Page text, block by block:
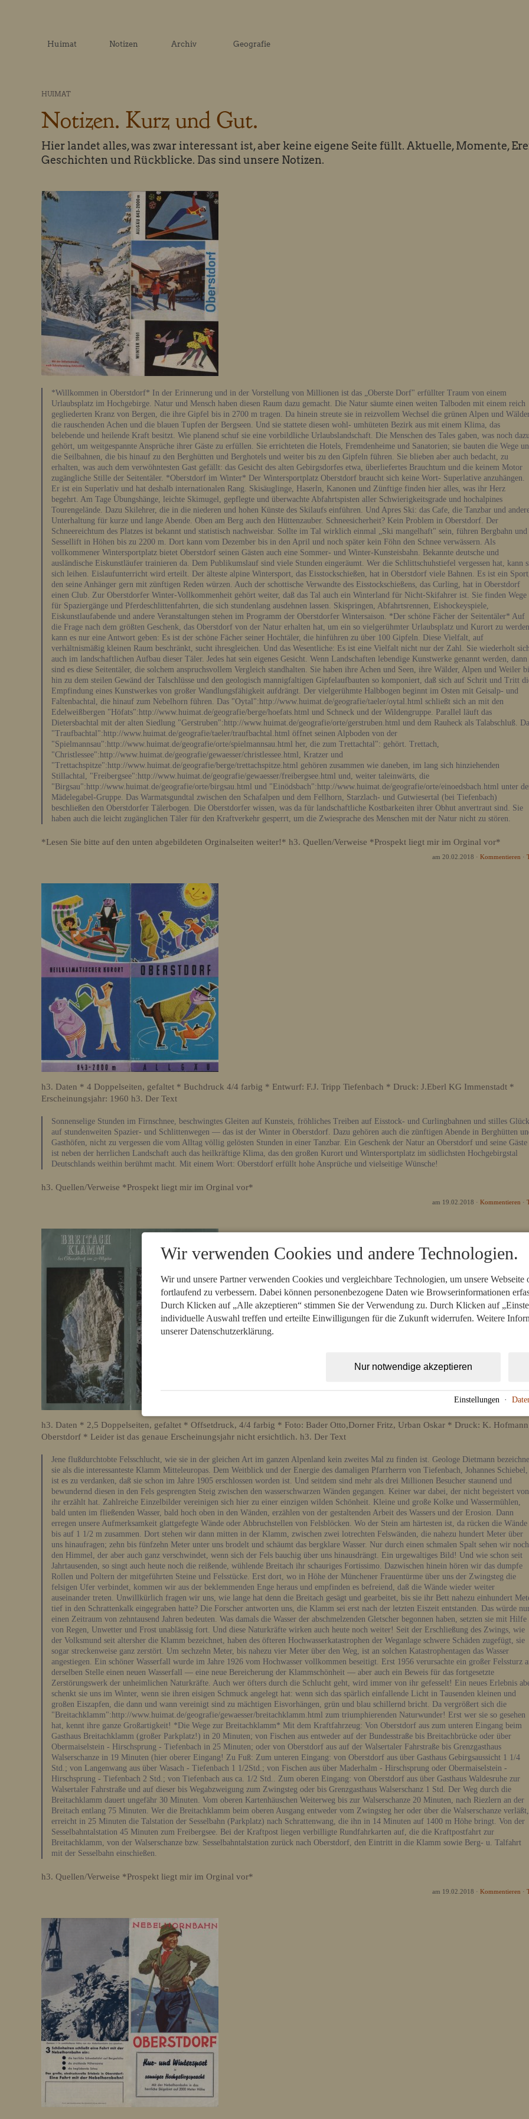
HUIMAT
Notizen. Kurz und Gut.
Hier landet alles, was zwar interessant ist, aber keine eigene Seite füllt. Aktuelle, Momente,
Geschichten und Rückblicke. Das sind unsere Notizen.
*Willkommen in Oberstdorf* In der Erinnerung und in der Vorstellung von Millionen ist das „Oberste Dorf" erfüllter Traum von einem
Urlaubsplatz im Hochgebirge. Natur und Mensch haben diesen Raum dazu gemacht. Die Natur säumte einen weiten Talboden mit einem reich
gegliederten Kranz von Bergen, die ihre Gipfel bis in 2700 m tragen. Da hinein streute sie in reizvollem Wechsel die grünen Alpen und
die rauschenden Achen und die blauen Tupfen der Bergseen. Und sie stattete diesen wohl- umhüteten Bezirk aus mit einem Klima, das
belebende und heilende Kraft besitzt. Wie planend schuf sie eine vorbildliche Urlaubslandschaft. Die Menschen des Tales gaben, was noch
gehört, um weitgespannte Ansprüche ihrer Gäste zu erfüllen. Sie errichteten die Hotels, Fremdenheime und Sanatorien; sie bauten die Wege
die Seilbahnen, die bis hinauf zu den Berghütten und Berghotels und weiter bis zu den Gipfeln führen. Sie blieben aber auch bedacht, zu
erhalten, was auch dem verwöhntesten Gast gefällt: das Gesicht des alten Gebirgsdorfes etwa, überliefertes Brauchtum und die keinem Motor
zugängliche Stille der Seitentäler. *Oberstdorf im Winter* Der Wintersportplatz Oberstdorf braucht sich keine Wort- Superlative anzuhängen.
Er ist ein Superlativ und hat deshalb internationalen Rang. Skisäuglinge, Haserln, Kanonen und Zünftige finden hier alles, was ihr Herz
begehrt. Am Tage Übungshänge, leichte Skimugel, gepflegte und überwachte Abfahrtspisten aller Schwierigkeitsgrade und hochalpines
Tourengelände. Dazu Skilehrer, die in die niederen und hohen Künste des Skilaufs einführen. Und Apres Ski: das Cafe, die Tanzbar und
Unterhaltung für kurze und lange Abende. Oben am Berg auch den Hüttenzauber. Schneesicherheit? Kein Problem in Oberstdorf. Der
Schneereichtum des Platzes ist bekannt und statistisch nachweisbar. Sollte im Tal wirklich einmal „Ski mangelhaft" sein, führen Bergbahn und
Sessellift in Höhen bis zu 2200 m. Dort kann vom Dezember bis in den April und noch später kein Föhn den Schnee verwässern. Als
vollkommener Wintersportplatz bietet Oberstdorf seinen Gästen auch eine Sommer- und Winter-Kunsteisbahn. Bekannte deutsche und
ausländische Eiskunstläufer trainieren da. Dem Publikumslauf sind viele Stunden eingeräumt. Wer die Schlittschuhstiefel vergessen hat, kann
sich leihen. Eislaufunterricht wird erteilt. Der älteste alpine Wintersport, das Eisstockschießen, hat in Oberstdorf viele Bahnen. Es ist ein
den seine Anhänger gern mit zünftigen Reden würzen. Auch der schottische Verwandte des Eisstockschießens, das Curling, hat in Oberstdorf
einen Club. Zur Oberstdorfer Winter-Vollkommenheit gehört weiter, daß das Tal auch ein Winterland für Nicht-Skifahrer ist. Sie finden Wege
für Spaziergänge und Pferdeschlittenfahrten, die sich stundenlang ausdehnen lassen. Skispringen, Abfahrtsrennen, Eishockeyspiele,
Eiskunstlaufabende und andere Veranstaltungen stehen im Programm der Oberstdorfer Wintersaison. *Der schöne Fächer der Seitentäler* Auf
die Frage nach dem größten Geschenk, das Oberstdorf von der Natur erhalten hat, um ein so vielgerühmter Urlaubsplatz und Kurort zu
kann es nur eine Antwort geben: Es ist der schöne Fächer seiner Hochtäler, die hinführen zu über 100 Gipfeln. Diese Vielfalt, auf
verhältnismäßig kleinen Raum beschränkt, sucht ihresgleichen. Und das Wesentliche: Es ist eine Vielfalt nicht nur der Zahl. Sie wiederholt
auch im landschaftlichen Aufbau dieser Täler. Jedes hat sein eigenes Gesicht. Wenn Landschaften lebendige Kunstwerke genannt werden, dann
sind es diese Seitentäler, die solchem anspruchsvollem Vergleich standhalten. Sie haben ihre Achen und Seen, ihre Wälder, Alpen und Weiler
hin zu dem steilen Gewänd der Talschlüsse und den geologisch mannigfaltigen Gipfelaufbauten so komponiert, daß sich auf Schrit und Tritt
Empfindung eines Kunstwerkes von großer Wandlungsfähigkeit aufdrängt. Der vielgerühmte Halbbogen beginnt im Osten mit Geisalp- und
Faltenbachtal, die hinauf zum Nebelhorn führen. Das "Oytal":http://www.huimat.de/geografie/taeler/oytal.html schließt sich an mit den
Edelweißbergen "Höfats":http://www.huimat.de/geografie/berge/hoefats.html und Schneck und der Wildengruppe. Parallel läuft das
Dietersbachtal mit der alten Siedlung "Gerstruben":http://www.huimat.de/geografie/orte/gerstruben.html und dem Rauheck als Talabschluß.
"Traufbachtal":http://www.huimat.de/geografie/taeler/traufbachtal.html öffnet seinen Alpboden von der
"Spielmannsau":http://www.huimat.de/geografie/orte/spielmannsau.html her, die zum Trettachtal": gehört. Trettach,
"Christlessee":http://www.huimat.de/geografie/gewaesser/christlessee.html, Kratzer und
"Trettachspitze":http://www.huimat.de/geografie/berge/trettachspitze.html gehören zusammen wie daneben, im lang sich hinziehenden
Stillachtal, "Freibergsee":http://www.huimat.de/geografie/gewaesser/freibergsee.html und, weiter taleinwärts, die
"Birgsau":http://www.huimat.de/geografie/orte/birgsau.html und "Einödsbach":http://www.huimat.de/geografie/orte/einoedsbach.html unter
Mädelegabel-Gruppe. Das Warmatsgundtal zwischen den Schafalpen und dem Fellhorn, Starzlach- und Gutwiesertal (bei Tiefenbach)
beschließen den Oberstdorfer Tälerbogen. Die Oberstdorfer wissen, was da für landschaftliche Kostbarkeiten ihrer Obhut anvertraut sind. Sie
haben auch die leicht zugänglichen Täler für den Kraftverkehr gesperrt, um die Zwiesprache des Menschen mit der Natur nicht zu stören.
*Lesen Sie bitte auf den unten abgebildeten Orginalseiten weiter!* h3. Quellen/Verweise *Prospekt liegt mir im Orginal vor*
am 20.02.2018 · Kommentieren ·
h3. Daten * 4 Doppelseiten, gefaltet * Buchdruck 4/4 farbig * Entwurf: F.J. Tripp Tiefenbach * Druck: J.Eberl KG Immenstadt *
Erscheinungsjahr: 1960 h3. Der Text
Sonnenselige Stunden im Firnschnee, beschwingtes Gleiten auf Kunsteis, fröhliches Treiben auf Eisstock- und Curlingbahnen und stilles Glück
auf stundenweiten Spazier- und Schlittenwegen — das ist der Winter in Oberstdorf. Dazu gehören auch die zünftigen Abende in Berghütten
Gasthöfen, nicht zu vergessen die vom Alltag völlig gelösten Stunden in einer Tanzbar. Ein Geschenk der Natur an Oberstdorf und seine Gäste
ist neben der herrlichen Landschaft auch das heilkräftige Klima, das den großen Kurort und Wintersportplatz im südlichsten Hochgebirgstal
Deutschlands weithin berühmt macht. Mit einem Wort: Oberstdorf erfüllt hohe Ansprüche und vielseitige Wünsche!
h3. Quellen/Verweise *Prospekt liegt mir im Orginal vor*
am 19.02.2018 · Kommentieren ·
h3. Daten * 2,5 Doppelseiten, gefaltet * Offsetdruck, 4/4 farbig * Foto: Bader Otto,Dorner Fritz, Urban Oskar * Druck: K. Hofmann
Oberstdorf * Leider ist das genaue Erscheinungsjahr nicht ersichtlich. h3. Der Text
Jene flußdurchtobte Felsschlucht, wie sie in der gleichen Art im ganzen Alpenland kein zweites Mal zu finden ist. Geologe Dietmann
sie als die interessanteste Klamm Mitteleuropas. Dem Weitblick und der Energie des damaligen Pfarrherrn von Tiefenbach, Johannes Schiebel,
ist es zu verdanken, daß sie schon im Jahre 1905 erschlossen worden ist. Und seitdem sind mehr als drei Millionen Besucher staunend und
bewundernd diesen in den Fels gesprengten Steig zwischen den wasserschwarzen Wänden gegangen. Keiner war dabei, der nicht begeistert von
ihr erzählt hat. Zahlreiche Einzelbilder vereinigen sich hier zu einer einzigen wilden Schönheit. Kleine und große Kolke und Wassermühlen,
bald unten im fließenden Wasser, bald hoch oben in den Wänden, erzählen von der gestaltenden Arbeit des Wassers und der Erosion. Dann
erregen unsere Aufmerksamkeit glattgefegte Wände oder Abbruchstellen von Felsblöcken. Wo der Stein am härtesten ist, da rücken die Wände
bis auf 1 1/2 m zusammen. Dort stehen wir dann mitten in der Klamm, zwischen zwei lotrechten Felswänden, die nahezu hundert Meter über
uns hinaufragen; zehn bis fünfzehn Meter unter uns brodelt und schäumt das bergklare Wasser. Nur durch einen schmalen Spalt sehen wir noch
den Himmel, der aber auch ganz verschwindet, wenn sich der Fels bauchig über uns hinausdrängt. Ein urgewaltiges Bild! Und wie schon seit
Jahrtausenden, so singt auch heute noch die reißende, wühlende Breitach ihr schauriges Fortissimo. Dazwischen hinein hören wir das dumpfe
Rollen und Poltern der mitgeführten Steine und Felsstücke. Erst dort, wo in Höhe der Münchener Frauentürme über uns der Zwingsteg die
felsigen Ufer verbindet, kommen wir aus der beklemmenden Enge heraus und empfinden es befreiend, daß die Wände wieder weiter
auseinander treten. Unwillkürlich fragen wir uns, wie lange hat denn die Breitach gesägt und gearbeitet, bis sie ihr Bett nahezu einhundert
tief in den Schrattenkalk eingegraben hatte? Die Forscher antworten uns, die Klamm sei erst nach der letzten Eiszeit entstanden. Das würde
einen Zeitraum von zehntausend Jahren bedeuten. Was damals die Wasser der abschmelzenden Gletscher begonnen haben, setzten sie mit Hilfe
von Regen, Unwetter und Frost unablässig fort. Und diese Naturkräfte wirken auch heute noch weiter! Seit der Erschließung des Zwings, wie
der Volksmund seit altersher die Klamm bezeichnet, haben des öfteren Hochwasserkatastrophen der Weganlage schwere Schäden zugefügt, sie
sogar streckenweise ganz zerstört. Um sechzehn Meter, bis nahezu vier Meter über den Weg, ist an solchen Katastrophentagen das Wasser
angestiegen. Ein schöner Wasserfall wurde im Jahre 1926 vom Hochwasser vollkommen beseitigt. Erst 1956 verursachte ein großer Felssturz
derselben Stelle einen neuen Wasserfall — eine neue Bereicherung der Klammschönheit — aber auch ein Beweis für das fortgesetzte
Zerstörungswerk der unheimlichen Naturkräfte. Auch wer öfters durch die Schlucht geht, wird immer von ihr gefesselt! Ein neues Erlebnis
schenkt sie uns im Winter, wenn sie ihren eisigen Schmuck angelegt hat: wenn sich das spärlich einfallende Licht in Tausenden kleinen und
großen Eiszapfen, die dann und wann vereinigt sind zu mächtigen Eisvorhängen, grün und blau schillernd bricht. Da vergrößert sich die
"Breitachklamm":http://www.huimat.de/geografie/gewaesser/breitachklamm.html zum triumphierenden Naturwunder! Erst wer sie so gesehen
hat, kennt ihre ganze Großartigkeit! *Die Wege zur Breitachklamm* Mit dem Kraftfahrzeug: Von Oberstdorf aus zum unteren Eingang beim
Gasthaus Breitachklamm (großer Parkplatz!) in 20 Minuten; von Fischen aus entweder auf der Bundesstraße bis Breitachbrücke oder über
Obermaiselstein - Hirschsprung - Tiefenbach in 25 Minuten; oder von Oberstdorf aus auf der Walsertaler Fahrstraße bis Grenzgasthaus
Walserschanze in 19 Minuten (hier oberer Eingang! Zu Fuß: Zum unteren Eingang: von Oberstdorf aus über Gasthaus Gebirgsaussicht 1 1/4
Std.; von Langenwang aus über Wasach - Tiefenbach 1 1/2Std.; von Fischen aus über Maderhalm - Hirschsprung oder Obermaiselstein -
Hirschsprung - Tiefenbach 2 Std.; von Tiefenbach aus ca. 1/2 Std.. Zum oberen Eingang: von Oberstdorf aus über Gasthaus Waldesruhe zur
Walsertaler Fahrstraße und auf dieser bis Wegabzweigung zum Zwingsteg oder bis Grenzgasthaus Walserschanz 1 Std. Der Weg durch die
Breitachklamm dauert ungefähr 30 Minuten. Vom oberen Kartenhäuschen Weiterweg bis zur Walserschanze 20 Minuten, nach Riezlern an der
Breitach entlang 75 Minuten. Wer die Breitachklamm beim oberen Ausgang entweder vom Zwingsteg her oder über die Walserschanze verläßt,
erreicht in 25 Minuten die Talstation der Sesselbahn (Parkplatz) nach Schrattenwang, die ihn in 14 Minuten auf 1400 m Höhe bringt. Von der
Sesselbahntalstation 45 Minuten zum Freibergsee. Bei der Kraftpost liegen verbilligte Rundfahrkarten auf, die die Kraftpostfahrt zur
Breitachklamm, von der Walserschanze bzw. Sesselbahntalstation zurück nach Oberstdorf, den Eintritt in die Klamm sowie Berg- u. Talfahrt
mit der Sesselbahn einschießen.
h3. Quellen/Verweise *Prospekt liegt mir im Orginal vor*
am 19.02.2018 · Kommentieren ·
Huimat Notizen Archiv Geografie
Wir verwenden Cookies und andere Technologien.
Wir und unsere Partner verwenden Cookies und vergleichbare Technologien, um unsere Webseite
fortlaufend zu verbessern. Dabei können personenbezogene Daten wie Browserinformationen
Durch Klicken auf „Alle akzeptieren“ stimmen Sie der Verwendung zu. Durch Klicken auf
individuelle Auswahl treffen und erteilte Einwilligungen für die Zukunft widerrufen. Weitere
unserer Datenschutzerklärung.
Nur notwendige akzeptieren
Einstellungen ·